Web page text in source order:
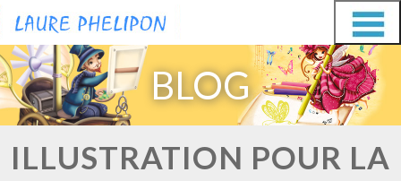
Aller
au
contenu
Aller
au
contenu
BLOG
ILLUSTRATION POUR LA